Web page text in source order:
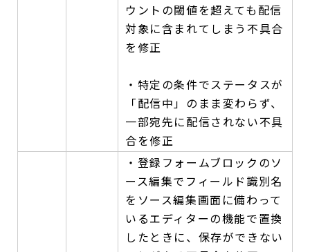
ウントの閾値を超えても配信
対象に含まれてしまう不具合
を修正
・特定の条件でステータスが
「配信中」のまま変わらず、
一部宛先に配信されない不具
合を修正
・登録フォームブロックのソ
ース編集でフィールド識別名
をソース編集画面に備わって
いるエディターの機能で置換
したときに、保存ができない